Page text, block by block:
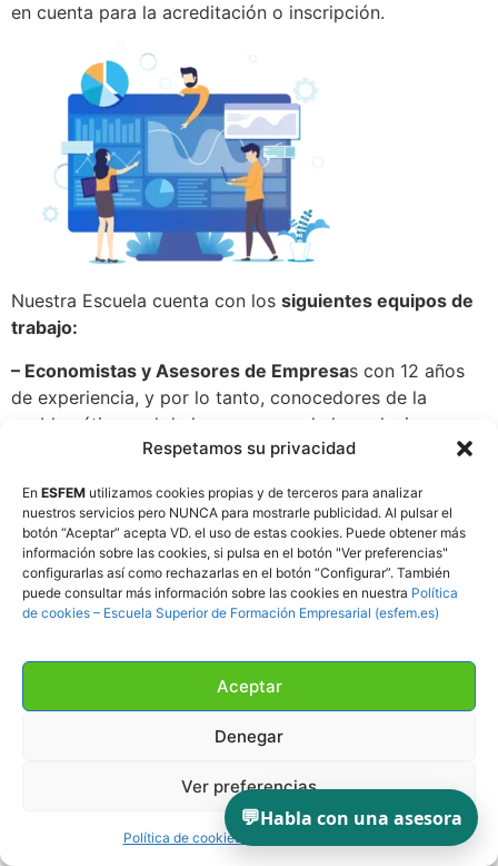
Respetamos su privacidad
En ESFEM utilizamos cookies propias y de terceros para analizar
nuestros servicios pero NUNCA para mostrarle publicidad. Al pulsar el
botón “Aceptar” acepta VD. el uso de estas cookies. Puede obtener más
información sobre las cookies, si pulsa en el botón "Ver preferencias"
configurarlas así como rechazarlas en el botón “Configurar”. También
puede consultar más información sobre las cookies en nuestra Política
de cookies – Escuela Superior de Formación Empresarial (esfem.es)
Aceptar
Denegar
Ver preferencias
Política de cookies
💬Habla con una asesora
en cuenta para la acreditación o inscripción.
Nuestra Escuela cuenta con los siguientes equipos de
trabajo:
– Economistas y Asesores de Empresas con 12 años
de experiencia, y por lo tanto, conocedores de la
problemática real de la empresa y de las soluciones
adecuadas para resolverla en la práctica. Entre ellos
del trabajo administrativo.
– Psicólogosespecializados en sistemas educativos,
con más de 15 años de experiencia.
– Especialistas en medios de comunicación,medios
– Redactores especializados en lenguaje directo
coloquial, con más de 12 años de experiencia.
, con más de 8 años de experiencia.
Aún estando el contenido de nuestros cursos muy
adaptado a las necesidades, posibilidades y